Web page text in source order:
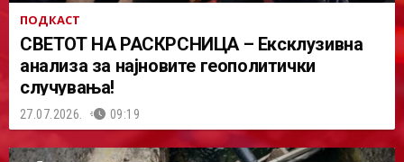
ПОДКАСТ
СВЕТОТ НА РАСКРСНИЦА – Ексклузивна
анализа за најновите геополитички
случувања!
27.07.2026. 09:19